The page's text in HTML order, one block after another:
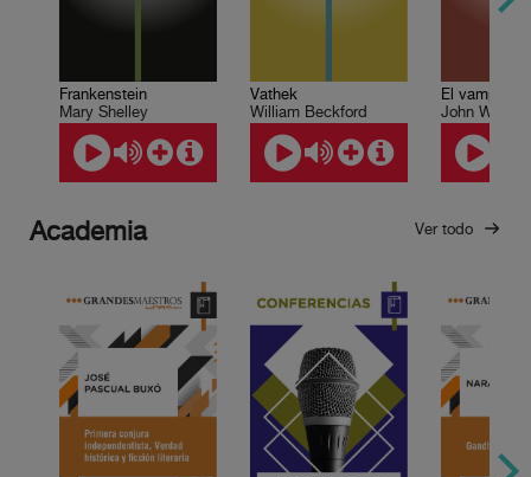
Frankenstein
Mary Shelley
Vathek
William Beckford
El vampiro
John
Academia Ver todo